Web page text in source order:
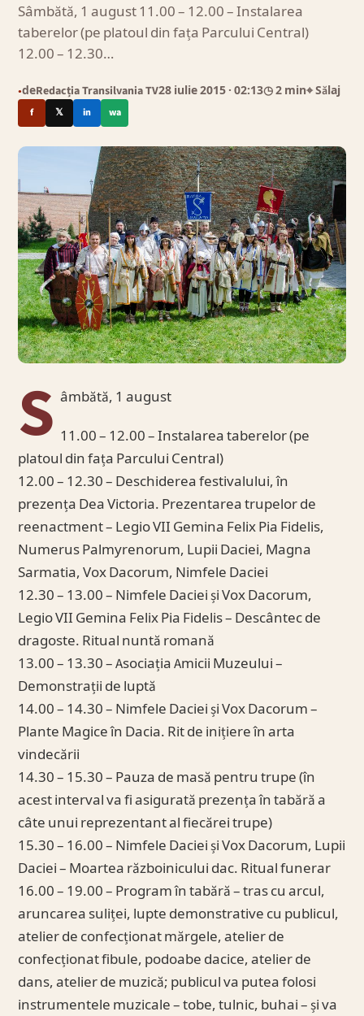
Sâmbătă, 1 august 11.00 – 12.00 – Instalarea
taberelor (pe platoul din fața Parcului Central)
12.00 – 12.30…
●deRedacția Transilvania TV28 iulie 2015 · 02:13◷ 2 min⌖ Sălaj
f 𝕏 in wa
S âmbătă, 1 august
11.00 – 12.00 – Instalarea taberelor (pe
platoul din fața Parcului Central)
12.00 – 12.30 – Deschiderea festivalului, în
prezența Dea Victoria. Prezentarea trupelor de
reenactment – Legio VII Gemina Felix Pia Fidelis,
Numerus Palmyrenorum, Lupii Daciei, Magna
Sarmatia, Vox Dacorum, Nimfele Daciei
12.30 – 13.00 – Nimfele Daciei și Vox Dacorum,
Legio VII Gemina Felix Pia Fidelis – Descântec de
dragoste. Ritual nuntă romană
13.00 – 13.30 – Asociația Amicii Muzeului –
Demonstrații de luptă
14.00 – 14.30 – Nimfele Daciei și Vox Dacorum –
Plante Magice în Dacia. Rit de inițiere în arta
vindecării
14.30 – 15.30 – Pauza de masă pentru trupe (în
acest interval va fi asigurată prezența în tabără a
câte unui reprezentant al fiecărei trupe)
15.30 – 16.00 – Nimfele Daciei și Vox Dacorum, Lupii
Daciei – Moartea războinicului dac. Ritual funerar
16.00 – 19.00 – Program în tabără – tras cu arcul,
aruncarea suliței, lupte demonstrative cu publicul,
atelier de confecționat mărgele, atelier de
confecționat fibule, podoabe dacice, atelier de
dans, atelier de muzică; publicul va putea folosi
instrumentele muzicale – tobe, tulnic, buhai – și va